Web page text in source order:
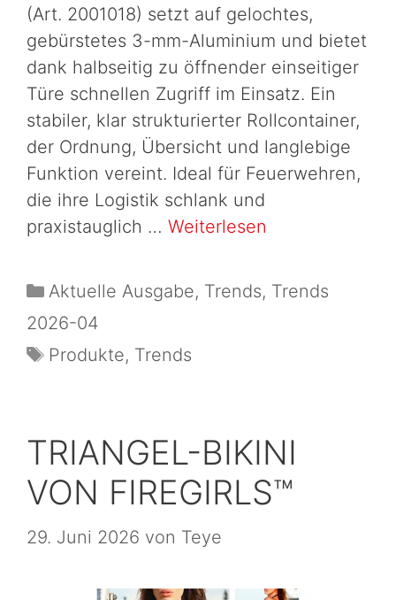
(Art. 2001018) setzt auf gelochtes,
gebürstetes 3-mm-Aluminium und bietet
dank halbseitig zu öffnender einseitiger
Türe schnellen Zugriff im Einsatz. Ein
stabiler, klar strukturierter Rollcontainer,
der Ordnung, Übersicht und langlebige
Funktion vereint. Ideal für Feuerwehren,
die ihre Logistik schlank und
praxistauglich … Weiterlesen
Aktuelle Ausgabe, Trends, Trends
2026-04
Produkte, Trends
TRIANGEL-BIKINI
VON FIREGIRLS™
29. Juni 2026 von Teye